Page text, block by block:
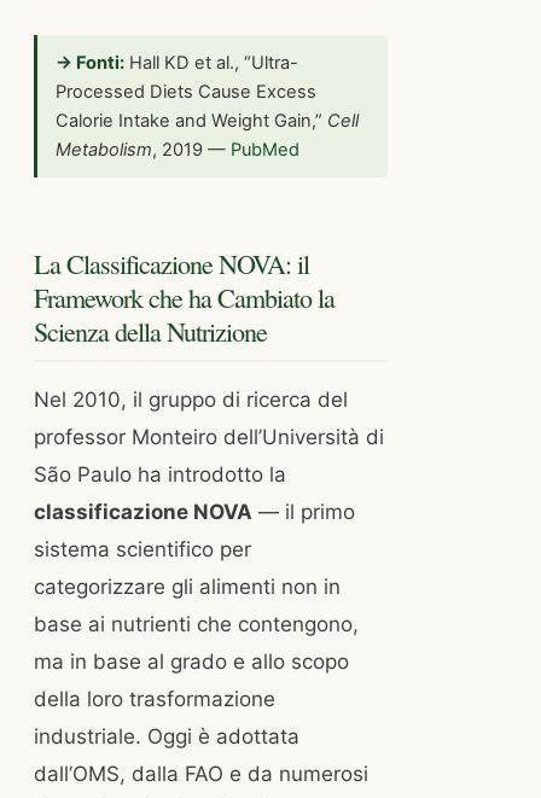
→ Fonti: Hall KD et al., “Ultra-
Processed Diets Cause Excess
Calorie Intake and Weight Gain,” Cell
Metabolism, 2019 — PubMed
La Classificazione NOVA: il
Framework che ha Cambiato la
Scienza della Nutrizione
Nel 2010, il gruppo di ricerca del
professor Monteiro dell’Università di
São Paulo ha introdotto la
classificazione NOVA — il primo
sistema scientifico per
categorizzare gli alimenti non in
base ai nutrienti che contengono,
ma in base al grado e allo scopo
della loro trasformazione
industriale. Oggi è adottata
dall’OMS, dalla FAO e da numerosi